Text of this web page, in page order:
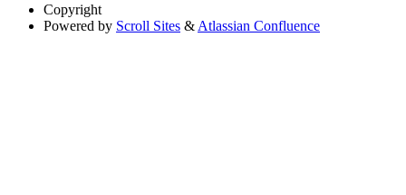
Copyright
Powered by Scroll Sites & Atlassian Confluence